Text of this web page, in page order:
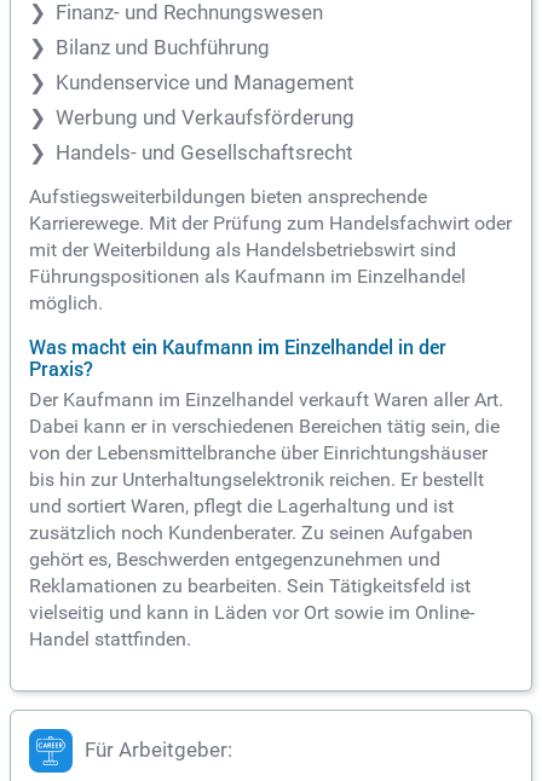
Finanz- und Rechnungswesen
Bilanz und Buchführung
Kundenservice und Management
Werbung und Verkaufsförderung
Handels- und Gesellschaftsrecht
Aufstiegsweiterbildungen bieten ansprechende
Karrierewege. Mit der Prüfung zum Handelsfachwirt oder
mit der Weiterbildung als Handelsbetriebswirt sind
Führungspositionen als Kaufmann im Einzelhandel
möglich.
Was macht ein Kaufmann im Einzelhandel in der
Praxis?
Der Kaufmann im Einzelhandel verkauft Waren aller Art.
Dabei kann er in verschiedenen Bereichen tätig sein, die
von der Lebensmittelbranche über Einrichtungshäuser
bis hin zur Unterhaltungselektronik reichen. Er bestellt
und sortiert Waren, pflegt die Lagerhaltung und ist
zusätzlich noch Kundenberater. Zu seinen Aufgaben
gehört es, Beschwerden entgegenzunehmen und
Reklamationen zu bearbeiten. Sein Tätigkeitsfeld ist
vielseitig und kann in Läden vor Ort sowie im Online-
Handel stattfinden.
Für Arbeitgeber: